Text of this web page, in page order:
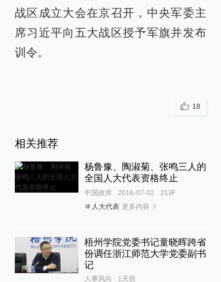
战区成立大会在京召开，中央军委主
席习近平向五大战区授予军旗并发布
训令。
18
相关推荐
杨鲁豫、陶淑菊、张鸣三人的
全国人大代表资格终止
中国政库 2016-07-02 21评
人大代表 更多内容
梧州学院党委书记童晓晖跨省
份调任浙江师范大学党委副书
记
人事风向 1天前